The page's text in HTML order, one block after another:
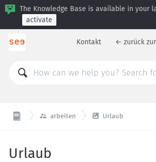
The Knowledge Base is available in your
activate
Kontakt ← zurück
 arbeiten  Urlaub
Urlaub